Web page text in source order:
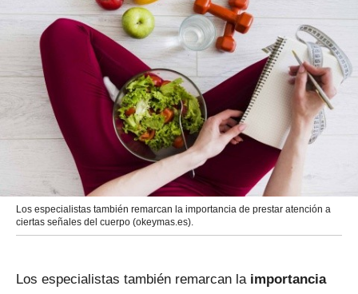
Los especialistas también remarcan la importancia de prestar atención a
ciertas señales del cuerpo (okeymas.es).
Los especialistas también remarcan la importancia